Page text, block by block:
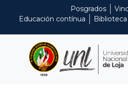
Posgrados
Educación contínua